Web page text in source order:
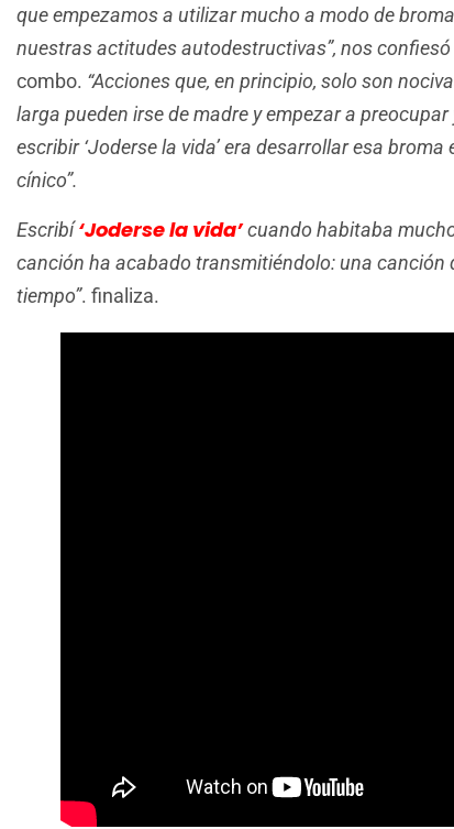
que empezamos a utilizar mucho a modo de
nuestras actitudes autodestructivas”, nos
combo. “Acciones que, en principio, solo son
larga pueden irse de madre y empezar a
escribir ‘Joderse la vida’ era desarrollar esa
cínico”.
Escribí‘Joderse la vida’cuando habitaba
canción ha acabado transmitiéndolo: una canción
tiempo”. finaliza.